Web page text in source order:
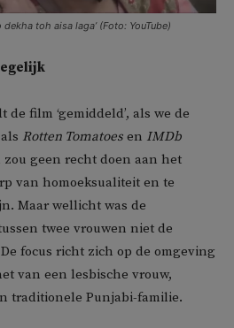
toh aisa laga’ (Foto: YouTube)
film ‘gemiddeld’, als we de
Rotten Tomatoes en IMDb
geen recht doen aan het
van homoeksualiteit en te
Maar wellicht was de
twee vrouwen niet de
focus richt zich op de omgeving
van een lesbische vrouw,
traditionele Punjabi-familie.